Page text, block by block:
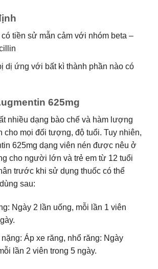
tiền sử mẫn cảm với nhóm beta –
dị ứng với bất kì thành phần nào có
625mg
nhiều dạng bào chế và hàm lượng
cho mọi đối tượng, độ tuổi. Tuy nhiên,
625mg dạng viên nén được nêu ở
cho người lớn và trẻ em từ 12 tuổi
trước khi sử dụng thuốc có thể
sau:
Ngày 2 lần uống, mỗi lần 1 viên
Áp xe răng, nhổ răng: Ngày
lần 2 viên trong 5 ngày.